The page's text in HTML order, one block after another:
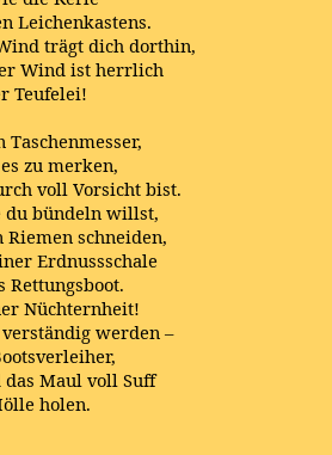
Leichenkastens.
trägt dich dorthin,
Wind ist herrlich
Teufelei!
zu merken,
voll Vorsicht bist.
du bündeln willst,
schneiden,
Erdnussschale
Rettungsboot.
Nüchternheit!
werden –
Maul voll Suff
holen.